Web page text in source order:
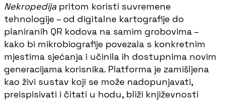
Nekropedija pritom koristi suvremene
tehnologije – od digitalne kartografije do
planiranih QR kodova na samim grobovima –
kako bi mikrobiografije povezala s konkretnim
mjestima sjećanja i učinila ih dostupnima novim
generacijama korisnika. Platforma je zamišljena
kao živi sustav koji se može nadopunjavati,
preispisivati i čitati u hodu, bliži književnosti